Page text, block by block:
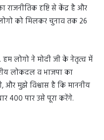
राजनीतिक दृष्टि से केंद्र है और
को मिलकर चुनाव तक 26
लोगो ने मोदी जी के नेतृत्व में
लोकदल व भाजपा का
मुझे विश्वास है कि माननीय
400 पार उसे पूरा करेंगे.